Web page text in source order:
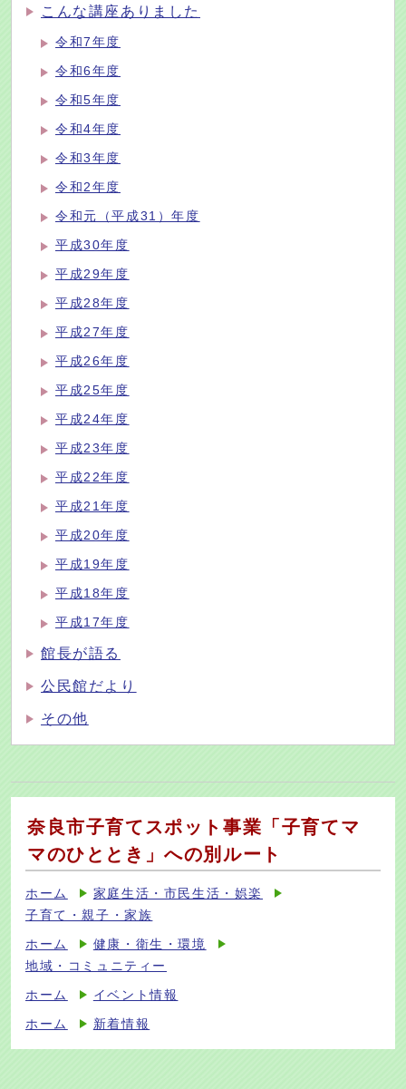
こんな講座ありました
令和7年度
令和6年度
令和5年度
令和4年度
令和3年度
令和2年度
令和元（平成31）年度
平成30年度
平成29年度
平成28年度
平成27年度
平成26年度
平成25年度
平成24年度
平成23年度
平成22年度
平成21年度
平成20年度
平成19年度
平成18年度
平成17年度
館長が語る
公民館だより
その他
奈良市子育てスポット事業「子育てマ
マのひととき」への別ルート
ホーム
家庭生活・市民生活・娯楽
子育て・親子・家族
ホーム
健康・衛生・環境
地域・コミュニティー
ホーム イベント情報
ホーム 新着情報